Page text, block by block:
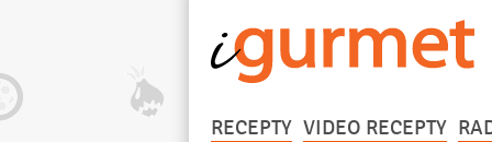
RECEPTY VIDEO RECEPTY